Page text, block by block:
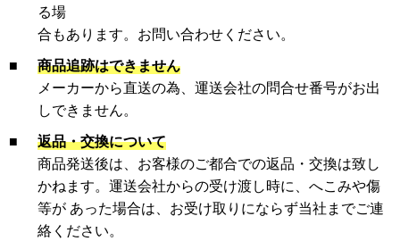
る場
合もあります。お問い合わせください。
■
商品追跡はできません
メーカーから直送の為、運送会社の問合せ番号がお出
しできません。
■
返品・交換について
商品発送後は、お客様のご都合での返品・交換は致し
かねます。運送会社からの受け渡し時に、へこみや傷
等が あった場合は、お受け取りにならず当社までご連
絡ください。